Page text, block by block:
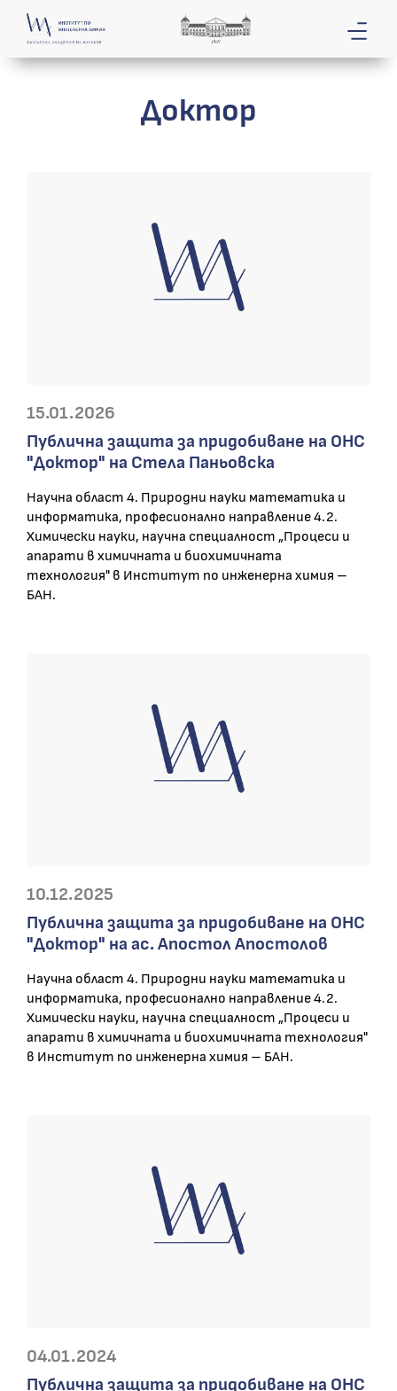
Доктор
15.01.2026
Публична защита за придобиване на ОНС
"Доктор" на Стела Паньовска
Научна област 4. Природни науки математика и
информатика, професионално направление 4.2.
Химически науки, научна специалност „Процеси и
апарати в химичната и биохимичната
технология" в Институт по инженерна химия –
БАН.
10.12.2025
Публична защита за придобиване на ОНС
"Доктор" на ас. Апостол Апостолов
Научна област 4. Природни науки математика и
информатика, професионално направление 4.2.
Химически науки, научна специалност „Процеси и
апарати в химичната и биохимичната технология"
в Институт по инженерна химия – БАН.
04.01.2024
Публична защита за придобиване на ОНС